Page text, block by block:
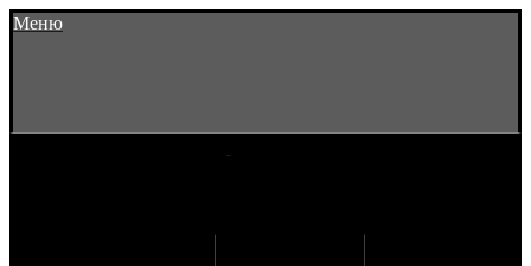
Меню